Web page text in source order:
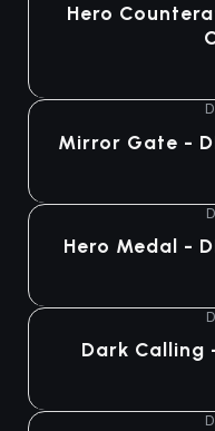
Hero
Mirror Gate -
Hero Medal -
Dark Calling